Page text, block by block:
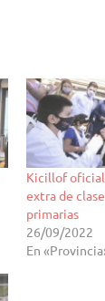
Kicillof
extra de
primarias
26/09/2022
En